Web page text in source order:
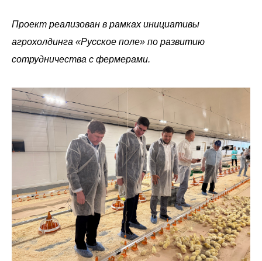
Проект реализован в рамках инициативы
агрохолдинга «Русское поле» по развитию
сотрудничества с фермерами.